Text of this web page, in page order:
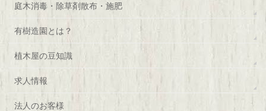
庭木消毒・除草剤散布・施肥
有樹造園とは？
植木屋の豆知識
求人情報
法人のお客様